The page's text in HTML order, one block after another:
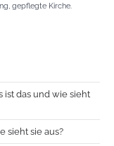
gepflegte Kirche.
ist das und wie sieht
sieht sie aus?